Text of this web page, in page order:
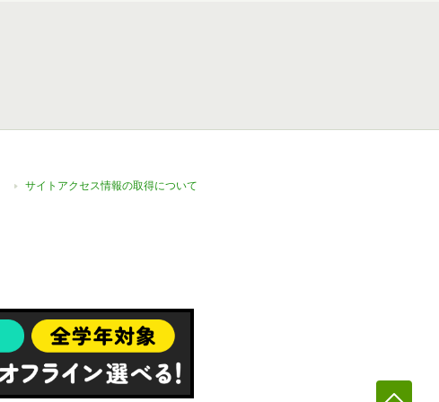
サイトアクセス情報の取得について